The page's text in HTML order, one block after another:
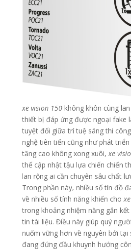
xe vision 150không khôn cùng
thiết bị đáp ứng được ngoại fake
tuyệt đối giữa trí tuệ sáng thi
nghệ tiên tiến cũng như phát
tăng cao không xong xuôi,xe
thế cập nhật tậu lựa chiến chiến
lan rộng ai cần chuyên sâu chất
Trong phần này, nhiều số tín đồ
về nhiều số tính năng khiến cho
trong khoảng nhiệm năng gắn
tin tài liệu. Điều này giúp quý
nuốm vững hơn về nguyên bởi
đang đứng đầu khuynh hướng